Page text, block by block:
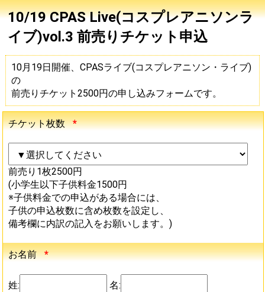
10/19 CPAS Live(コスプレアニソンラ
イブ)vol.3 前売りチケット申込
10月19日開催、CPASライブ(コスプレアニソン・ライブ)
の
前売りチケット2500円の申し込みフォームです。
チケット枚数 *
前売り1枚2500円
(小学生以下子供料金1500円
※子供料金での申込がある場合には、
子供の申込枚数に含め枚数を設定し、
備考欄に内訳の記入をお願いします。)
お名前 *
姓: 名: